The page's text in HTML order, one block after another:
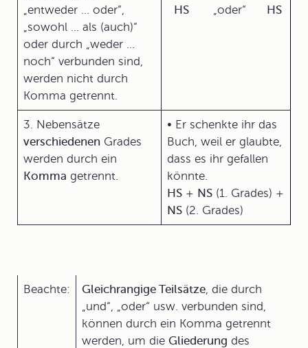
„entweder ... oder“,
„sowohl ... als (auch)“
oder durch „weder ...
noch“ verbunden sind,
werden nicht durch
Komma getrennt.
HS „oder“ HS
3. Nebensätze
verschiedenen Grades
werden durch ein
Komma getrennt.
• Er schenkte ihr das
Buch, weil er glaubte,
dass es ihr gefallen
könnte.
HS + NS (1. Grades) +
NS (2. Grades)
Beachte: Gleichrangige Teilsätze, die durch
„und“, „oder“ usw. verbunden sind,
können durch ein Komma getrennt
werden, um die Gliederung des